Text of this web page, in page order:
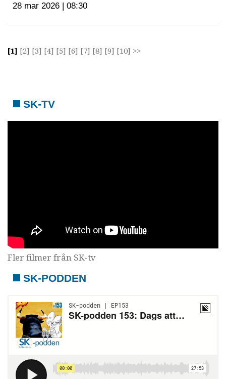
28 mar 2026 | 08:30
[1] [2] [3] [4] [5] [6] [7] [8] [9] [10] >>
SK-TV
Fler filmer från SK-tv
SK-PODDEN